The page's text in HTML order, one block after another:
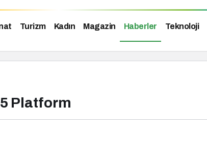
Turizm Kadın Magazin Haberler Teknoloji
Platform